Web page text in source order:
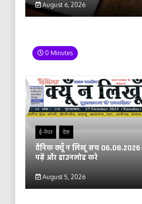
August 6, 2026
0 Minutes
ई-पेपर देश
दैनिक क्यूँ न लिखूं सच 06.08.2026
पढ़ें और डाउनलोड करे
August 5, 2026